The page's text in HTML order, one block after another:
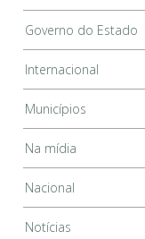
Governo do Estado
Internacional
Municípios
Na mídia
Nacional
Notícias